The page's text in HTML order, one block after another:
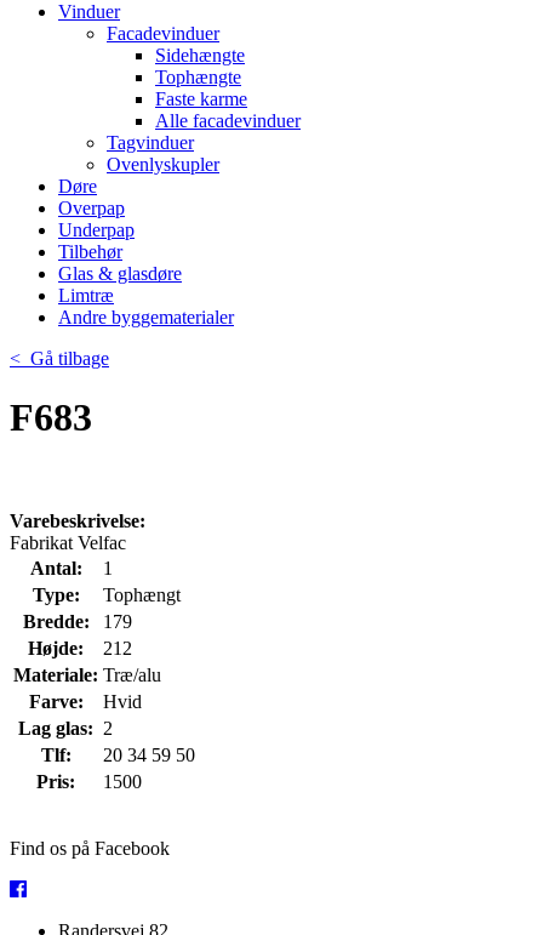
Vinduer
Facadevinduer
Sidehængte
Tophængte
Faste karme
Alle facadevinduer
Tagvinduer
Ovenlyskupler
Døre
Overpap
Underpap
Tilbehør
Glas & glasdøre
Limtræ
Andre byggematerialer
< Gå tilbage
F683
Varebeskrivelse:
Fabrikat Velfac
Antal:
1
Type:
Tophængt
Bredde:
179
Højde:
212
Materiale: Træ/alu
Farve:
Hvid
Lag glas: 2
Tlf:
20 34 59 50
Pris:
1500
Find os på Facebook
Randersvej 82